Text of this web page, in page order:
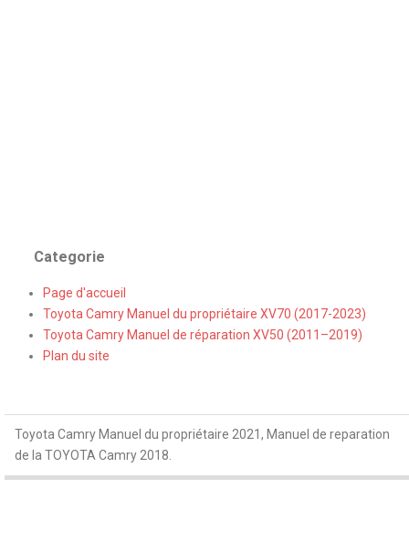
Categorie
Page d'accueil
Toyota Camry Manuel du propriétaire XV70 (2017-2023)
Toyota Camry Manuel de réparation XV50 (2011–2019)
Plan du site
Toyota Camry Manuel du propriétaire 2021, Manuel de reparation
de la TOYOTA Camry 2018.